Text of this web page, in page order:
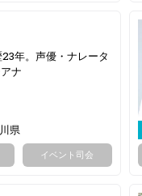
年。声優・ナレータ
ナ
県
イベント司会